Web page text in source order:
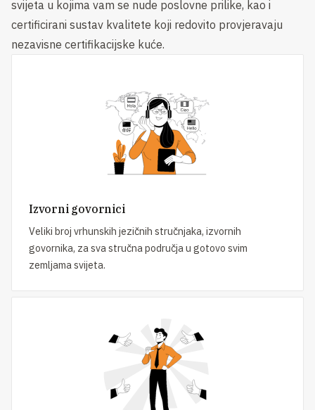
svijeta u kojima vam se nude poslovne prilike, kao i
certificirani sustav kvalitete koji redovito provjeravaju
nezavisne certifikacijske kuće.
Izvorni govornici
Veliki broj vrhunskih jezičnih stručnjaka, izvornih
govornika, za sva stručna područja u gotovo svim
zemljama svijeta.